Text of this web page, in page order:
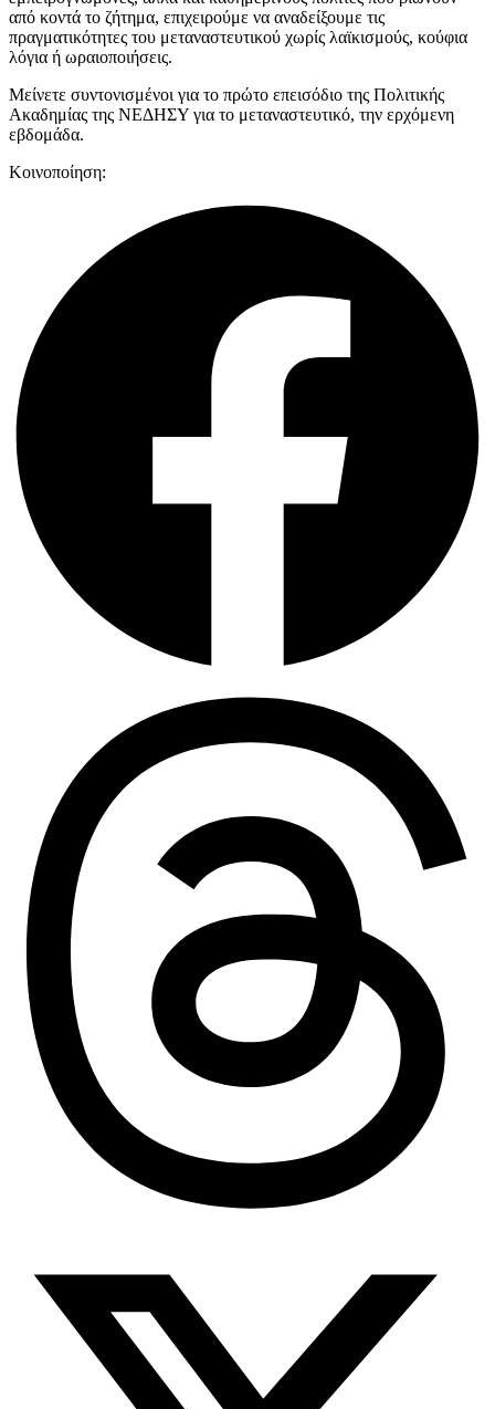
από κοντά το ζήτημα, επιχειρούμε να αναδείξουμε τις
πραγματικότητες του μεταναστευτικού χωρίς λαϊκισμούς, κούφια
λόγια ή ωραιοποιήσεις.
Μείνετε συντονισμένοι για το πρώτο επεισόδιο της Πολιτικής
Ακαδημίας της ΝΕΔΗΣΥ για το μεταναστευτικό, την ερχόμενη
εβδομάδα.
Κοινοποίηση: